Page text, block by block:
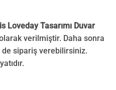
Loveday Tasarımı Duvar
verilmiştir. Daha sonra
sipariş verebilirsiniz.